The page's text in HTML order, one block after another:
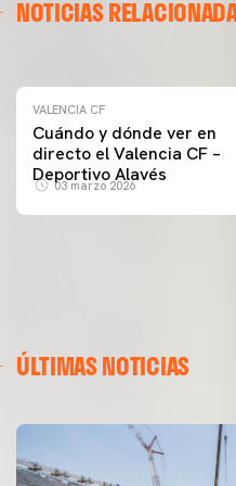
NOTICIAS
ENTRENAMIENTO DEL
VALENCIA CF
Cuándo y dónde ver en
directo el Valencia CF –
Deportivo Alavés
03 marzo 2026
ÚLTIMAS NOTICIAS